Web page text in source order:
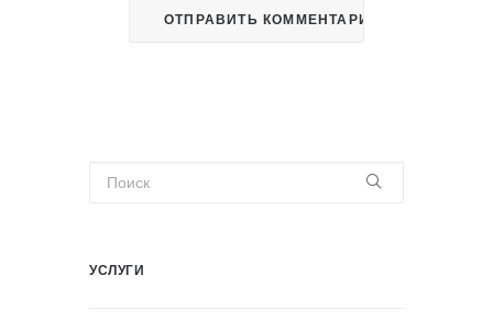
УСЛУГИ